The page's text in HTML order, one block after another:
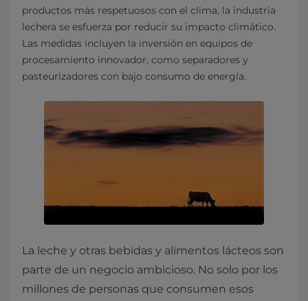
productos más respetuosos con el clima, la industria
lechera se esfuerza por reducir su impacto climático.
Las medidas incluyen la inversión en equipos de
procesamiento innovador, como separadores y
pasteurizadores con bajo consumo de energía.
La leche y otras bebidas y alimentos lácteos son
parte de un negocio ambicioso. No solo por los
millones de personas que consumen esos